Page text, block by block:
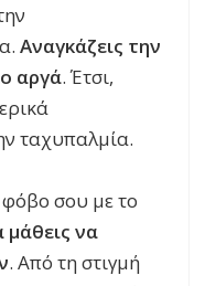
Αναγκάζεις την
αργά. Έτσι,
ταχυπαλμία.
φόβο σου με το
μάθεις να
. Από τη στιγμή